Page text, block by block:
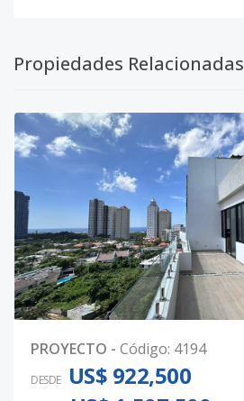
Propiedades Relacionadas
PROYECTO - Código: 4194
DESDE US$ 922,500